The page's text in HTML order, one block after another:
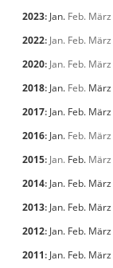
2023: Jan. Feb. März
2022: Jan. Feb. März
2020: Jan. Feb. März
2018: Jan. Feb. März
2017: Jan. Feb. März
2016: Jan. Feb. März
2015: Jan. Feb. März
2014: Jan. Feb. März
2013: Jan. Feb. März
2012: Jan. Feb. März
2011: Jan. Feb. März